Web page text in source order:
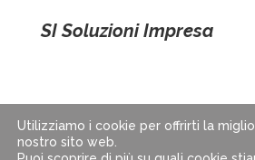
SI Soluzioni Impresa
Utilizziamo i cookie per offrirti la
nostro sito web.